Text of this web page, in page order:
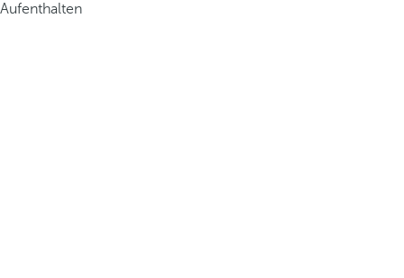
Aufenthalten